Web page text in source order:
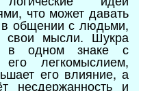
что может давать
в общении с людьми,
свои мысли. Шукра
в одном знаке с
легкомыслием,
его влияние, а
несдержанность и